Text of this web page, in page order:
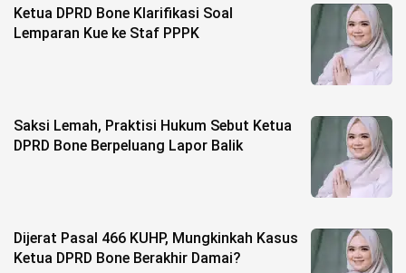
Ketua DPRD Bone Klarifikasi Soal
Lemparan Kue ke Staf PPPK
Saksi Lemah, Praktisi Hukum Sebut Ketua
DPRD Bone Berpeluang Lapor Balik
Dijerat Pasal 466 KUHP, Mungkinkah Kasus
Ketua DPRD Bone Berakhir Damai?